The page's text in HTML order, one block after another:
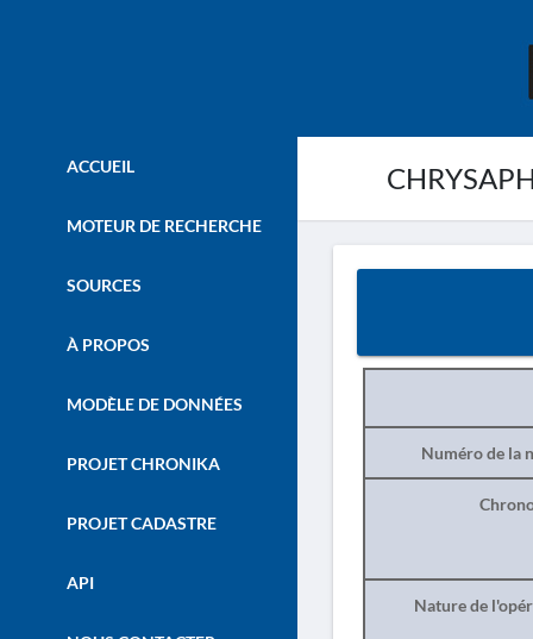
ACCUEIL
MOTEUR DE RECHERCHE
SOURCES
À PROPOS
MODÈLE DE DONNÉES
PROJET CHRONIKA
PROJET CADASTRE
API
Numéro de la
Nature de